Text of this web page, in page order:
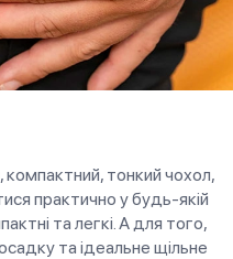
компактний, тонкий чохол,
практично у будь-якій
та легкі. А для того,
та ідеальне щільне